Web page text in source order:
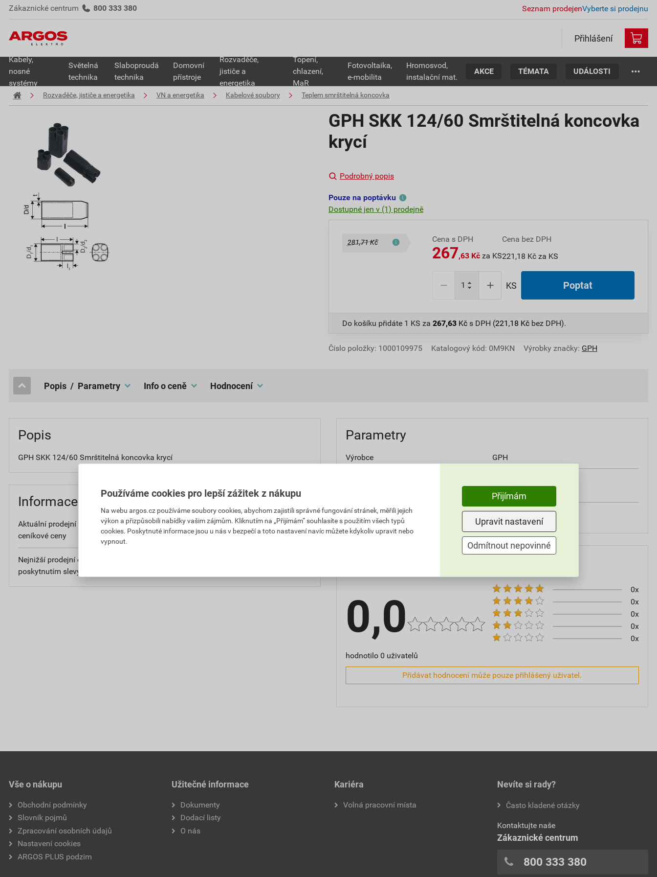
Zákaznické centrum 800 333 380 Seznam prodejenVyberte si prodejnu
Přihlášení
Kabely,
nosné
systémy
Světelná
technika
Slaboproudá
technika
Domovní
přístroje
Rozvaděče,
jističe a
energetika
Topení,
chlazení,
MaR
Fotovoltaika,
e-mobilita
Hromosvod,
instalační mat.
AKCE TÉMATA UDÁLOSTI
Rozvaděče, jističe a energetika VN a energetika Kabelové soubory Teplem smrštitelná koncovka
GPH SKK 124/60 Smrštitelná koncovka
krycí
Podrobný popis
Pouze na poptávku
Dostupné jen v (1) prodejně
281,71 Kč Cena s DPH
267,63 Kč za KS
Cena bez DPH
221,18 Kč za KS
KS Poptat
Do košíku přidáte 1 KS za 267,63 Kč s DPH (221,18 Kč bez DPH).
Číslo položky: 1000109975 Katalogový kód: 0M9KN Výrobky značky: GPH
popis / Parametry Info o ceně hodnocení
Popis
GPH SKK 124/60 Smrštitelná koncovka krycí
Informace o ceně
Aktuální prodejní cena po slevě 5% z
ceníkové ceny
221,18 Kč
bez DPH za KS
267,63 Kč
s DPH za KS
Nejnižší prodejní cena v době 30 dnů před
poskytnutím slevy
Parametry
Výrobce GPH
Vnitřní průměr po tepelném smrštění 60 mm
0,0
hodnotilo 0 uživatelů
0x
0x
0x
0x
0x
Přidávat hodnocení může pouze přihlášený uživatel.
Vše o nákupu
Obchodní podmínky
Slovník pojmů
Zpracování osobních údajů
Nastavení cookies
ARGOS PLUS podzim
Užitečné informace
Dokumenty
Dodací listy
O nás
Kariéra
Volná pracovní místa
Nevíte si rady?
Často kladené otázky
Kontaktujte naše
Zákaznické centrum
800 333 380
Používáme cookies pro lepší zážitek z nákupu
Na webu argos.cz používáme soubory cookies, abychom zajistili správné fungování stránek, měřili jejich
výkon a přizpůsobili nabídky vašim zájmům. Kliknutím na „Přijímám“ souhlasíte s použitím všech typů
cookies. Poskytnuté informace jsou u nás v bezpečí a toto nastavení navíc můžete kdykoliv upravit nebo
vypnout.
Přijímám
Upravit nastavení
Odmítnout nepovinné